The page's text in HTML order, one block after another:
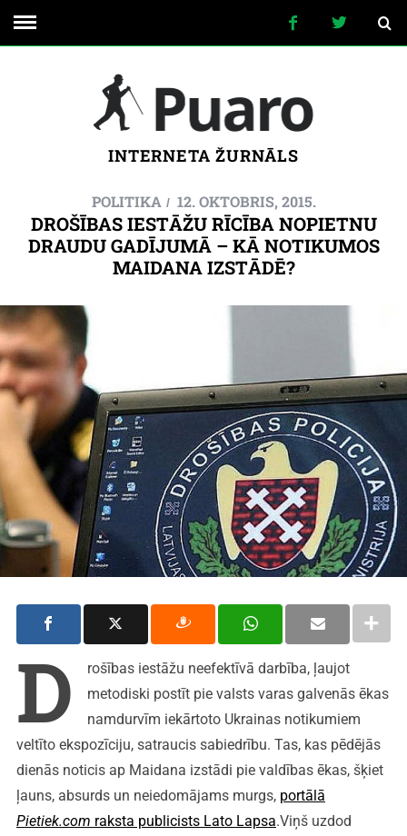
INTERNETA ŽURNĀLS
POLITIKA 12. OKTOBRIS, 2015.
DROŠĪBAS IESTĀŽU RĪCĪBA NOPIETNU
DRAUDU GADĪJUMĀ – KĀ NOTIKUMOS
MAIDANA IZSTĀDĒ?
D
rošības iestāžu neefektīvā darbība, ļaujot
metodiski postīt pie valsts varas galvenās ēkas
namdurvīm iekārtoto Ukrainas notikumiem
veltīto ekspozīciju, satraucis sabiedrību. Tas, kas pēdējās
dienās noticis ap Maidana izstādi pie valdības ēkas, šķiet
ļauns, absurds un neiedomājams murgs, portālā
Pietiek.com raksta publicists Lato Lapsa.Viņš uzdod